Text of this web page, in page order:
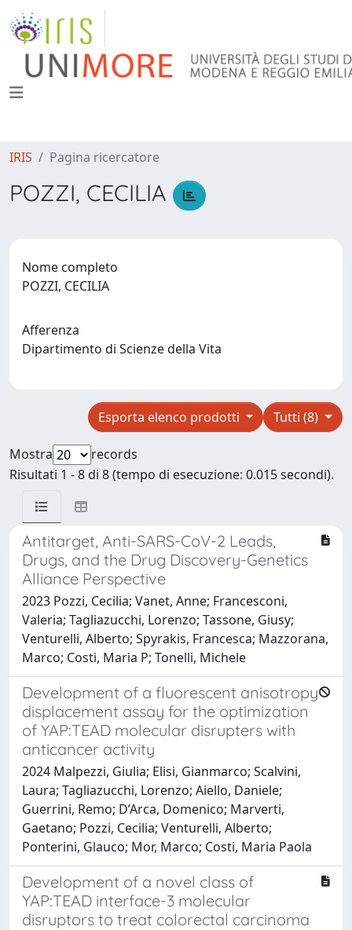
IRIS Pagina ricercatore
POZZI, CECILIA
Nome completo
POZZI, CECILIA
Afferenza
Dipartimento di Scienze della Vita
Tutti (8)
Esporta elenco prodotti
Mostra
records
Risultati 1 - 8 di 8 (tempo di esecuzione: 0.015 secondi).
Antitarget, Anti-SARS-CoV-2 Leads,
Drugs, and the Drug Discovery-Genetics
Alliance Perspective
2023 Pozzi, Cecilia; Vanet, Anne; Francesconi,
Valeria; Tagliazucchi, Lorenzo; Tassone, Giusy;
Venturelli, Alberto; Spyrakis, Francesca; Mazzorana,
Marco; Costi, Maria P; Tonelli, Michele
Development of a fluorescent anisotropy
displacement assay for the optimization
of YAP:TEAD molecular disrupters with
anticancer activity
2024 Malpezzi, Giulia; Elisi, Gianmarco; Scalvini,
Laura; Tagliazucchi, Lorenzo; Aiello, Daniele;
Guerrini, Remo; D’Arca, Domenico; Marverti,
Gaetano; Pozzi, Cecilia; Venturelli, Alberto;
Ponterini, Glauco; Mor, Marco; Costi, Maria Paola
Development of a novel class of
YAP:TEAD interface-3 molecular
disruptors to treat colorectal carcinoma